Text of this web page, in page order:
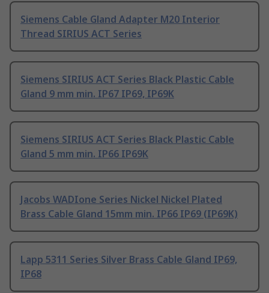
Siemens Cable Gland Adapter M20 Interior
Thread SIRIUS ACT Series
Siemens SIRIUS ACT Series Black Plastic Cable
Gland 9 mm min. IP67 IP69, IP69K
Siemens SIRIUS ACT Series Black Plastic Cable
Gland 5 mm min. IP66 IP69K
Jacobs WADIone Series Nickel Nickel Plated
Brass Cable Gland 15mm min. IP66 IP69 (IP69K)
Lapp 5311 Series Silver Brass Cable Gland IP69,
IP68